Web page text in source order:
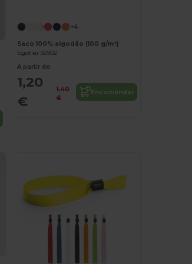
+4
Saco 100% algodão (100 g/m²)
Egotier 92902
A partir de:
1,20
€
1,40
€
Encomendar